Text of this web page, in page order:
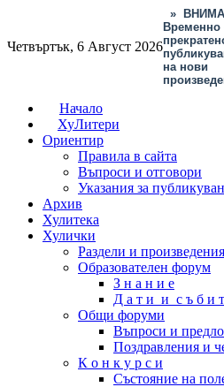
Четвъртък, 6 Август 2026
»
Временно
на нови
Начало
ХуЛитери
Ориентир
Правила в сайта
Въпроси и отговори
Указания за
Архив
Хулитека
Хулички
Раздели и произведения
Образователен форум
З н а н и е
Д а т и и с ъ б и
Общи форуми
Въпроси и
Поздравления и
К о н к у р с и
Състояние на